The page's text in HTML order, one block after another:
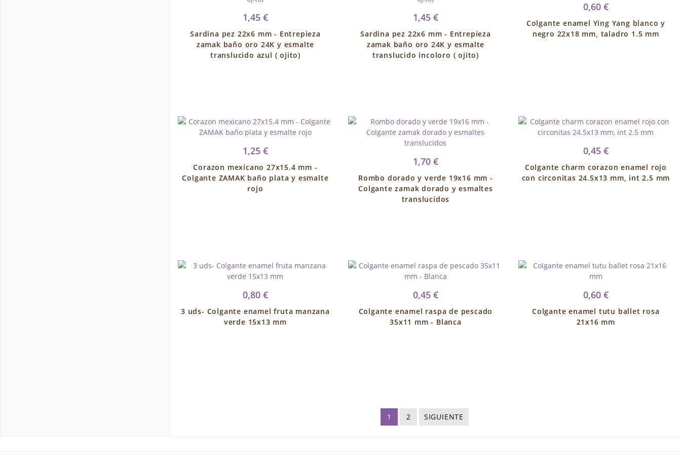
1,45 €
Sardina pez 22x6 mm - Entrepieza
zamak baño oro 24K y esmalte
translucido azul ( ojito)
1,45 €
Sardina pez 22x6 mm - Entrepieza
zamak baño oro 24K y esmalte
translucido incoloro ( ojito)
0,60 €
Colgante enamel Ying Yang blanco y
negro 22x18 mm, taladro 1.5 mm
1,25 €
Corazon mexicano 27x15.4 mm -
Colgante ZAMAK baño plata y esmalte
rojo
1,70 €
Rombo dorado y verde 19x16 mm -
Colgante zamak dorado y esmaltes
translucidos
0,45 €
Colgante charm corazon enamel rojo
con circonitas 24.5x13 mm, int 2.5 mm
0,80 €
3 uds- Colgante enamel fruta manzana
verde 15x13 mm
0,45 €
Colgante enamel raspa de pescado
35x11 mm - Blanca
0,60 €
Colgante enamel tutu ballet rosa
21x16 mm
1 2 SIGUIENTE